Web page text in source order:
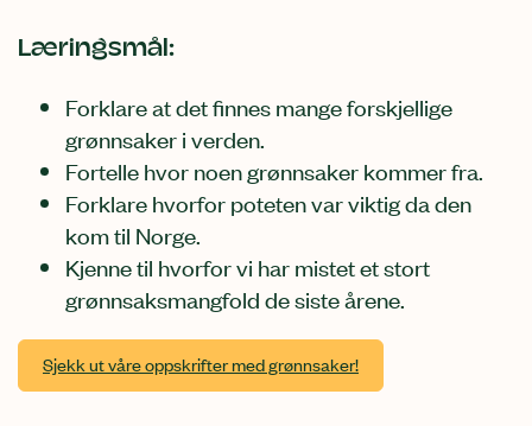
Læringsmål:
Forklare at det finnes mange forskjellige
grønnsaker i verden.
Fortelle hvor noen grønnsaker kommer fra.
Forklare hvorfor poteten var viktig da den
kom til Norge.
Kjenne til hvorfor vi har mistet et stort
grønnsaksmangfold de siste årene.
Sjekk ut våre oppskrifter med grønnsaker!